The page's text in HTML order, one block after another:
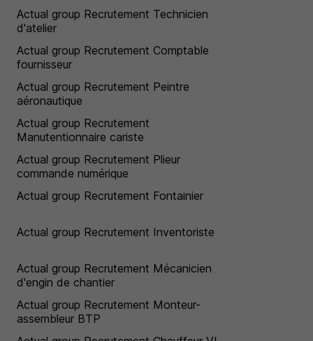
Actual group Recrutement Technicien
d'atelier
Actual group Recrutement Comptable
fournisseur
Actual group Recrutement Peintre
aéronautique
Actual group Recrutement
Manutentionnaire cariste
Actual group Recrutement Plieur
commande numérique
Actual group Recrutement Fontainier
Actual group Recrutement Inventoriste
Actual group Recrutement Mécanicien
d'engin de chantier
Actual group Recrutement Monteur-
assembleur BTP